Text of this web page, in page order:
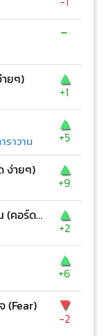
-
ยๆ) ▲
+1
ราวาน
▲
+5
ง่ายๆ) ▲
+9
ไหนว่าจะไม่หลอกกัน (คอร์ด ง่ายๆ) ▲
+2
▲
+6
(Fear) ▼
-2